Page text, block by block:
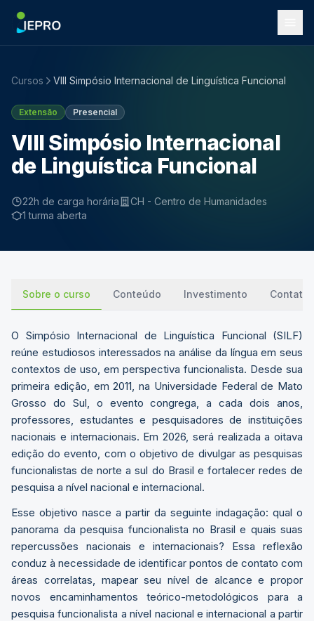
Cursos VIII Simpósio Internacional de Linguística Funcional
Extensão Presencial
VIII Simpósio Internacional
de Linguística Funcional
22h de carga horária
CH - Centro de Humanidades
1 turma aberta
Sobre o curso Conteúdo Investimento Contato
O Simpósio Internacional de Linguística Funcional (SILF)
reúne estudiosos interessados na análise da língua em seus
contextos de uso, em perspectiva funcionalista. Desde sua
primeira edição, em 2011, na Universidade Federal de Mato
Grosso do Sul, o evento congrega, a cada dois anos,
professores, estudantes e pesquisadores de instituições
nacionais e internacionais. Em 2026, será realizada a oitava
edição do evento, com o objetivo de divulgar as pesquisas
funcionalistas de norte a sul do Brasil e fortalecer redes de
pesquisa a nível nacional e internacional.
Esse objetivo nasce a partir da seguinte indagação: qual o
panorama da pesquisa funcionalista no Brasil e quais suas
repercussões nacionais e internacionais? Essa reflexão
conduz à necessidade de identificar pontos de contato com
áreas correlatas, mapear seu nível de alcance e propor
novos encaminhamentos teórico-metodológicos para a
pesquisa funcionalista a nível nacional e internacional a partir